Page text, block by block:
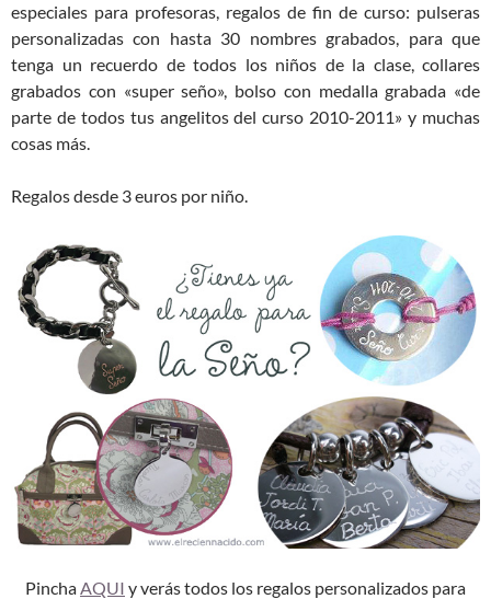
especiales para profesoras, regalos de fin de curso: pulseras
personalizadas con hasta 30 nombres grabados, para que
tenga un recuerdo de todos los niños de la clase, collares
grabados con «super seño», bolso con medalla grabada «de
parte de todos tus angelitos del curso 2010-2011» y muchas
cosas más.
Regalos desde 3 euros por niño.
Pincha AQUI y verás todos los regalos personalizados para